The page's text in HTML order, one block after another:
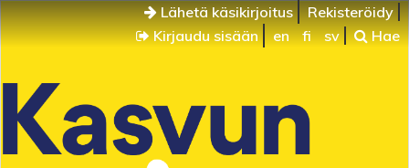
Lähetä käsikirjoitus
Rekisteröidy
Kirjaudu sisään
en fi sv Hae